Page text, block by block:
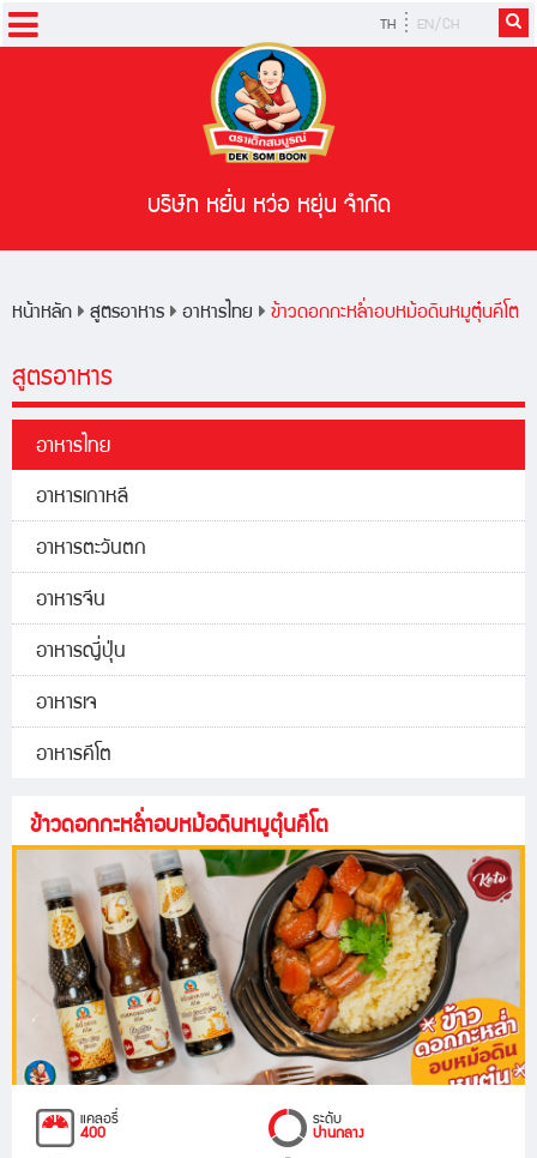
TH EN/CH
บริษัท หยั่น หว่อ หยุ่น จำกัด
หน้าหลัก สูตรอาหาร อาหารไทย ข้าวดอกกะหล่ำอบหม้อดินหมูตุ๋นคีโต
สูตรอาหาร
อาหารไทย
อาหารเกาหลี
อาหารตะวันตก
อาหารจีน
อาหารญี่ปุ่น
อาหารเจ
อาหารคีโต
ข้าวดอกกะหล่ำอบหม้อดินหมูตุ๋นคีโต
แคลอรี่
400
ระดับ
ปานกลาง
หน้าหลัก